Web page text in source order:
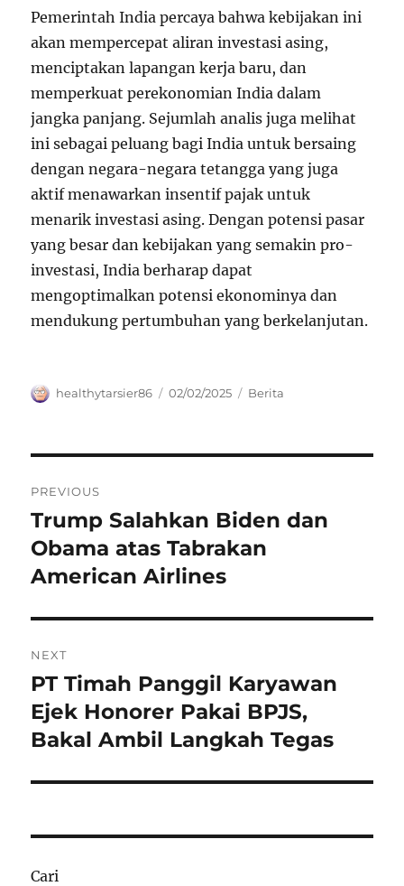
Pemerintah India percaya bahwa kebijakan ini
akan mempercepat aliran investasi asing,
menciptakan lapangan kerja baru, dan
memperkuat perekonomian India dalam
jangka panjang. Sejumlah analis juga melihat
ini sebagai peluang bagi India untuk bersaing
dengan negara-negara tetangga yang juga
aktif menawarkan insentif pajak untuk
menarik investasi asing. Dengan potensi pasar
yang besar dan kebijakan yang semakin pro-
investasi, India berharap dapat
mengoptimalkan potensi ekonominya dan
mendukung pertumbuhan yang berkelanjutan.
Author
healthytarsier86
Posted
02/02/2025 Categories
Berita
pos
PREVIOUS
Previous
post:
Trump Salahkan Biden dan
Obama atas Tabrakan
American Airlines
NEXT
Next
post:
PT Timah Panggil Karyawan
Ejek Honorer Pakai BPJS,
Bakal Ambil Langkah Tegas
Cari